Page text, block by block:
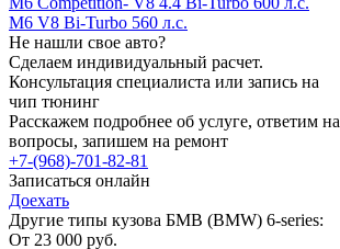
M6 V8 Bi-Turbo 560 л.с.
Не нашли свое авто?
Сделаем индивидуальный расчет.
Консультация специалиста или запись на
чип тюнинг
Расскажем подробнее об услуге, ответим на
вопросы, запишем на ремонт
+7-(968)-701-82-81
Записаться онлайн
Доехать
Другие типы кузова БМВ (BMW) 6-series:
От 23 000 руб.